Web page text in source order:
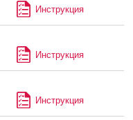
Инструкция
Инструкция
Инструкция